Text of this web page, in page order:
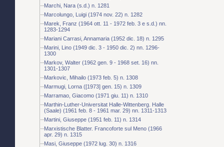
Marchi, Nara (s.d.) n. 1281
Marcolungo, Luigi (1974 nov. 22) n. 1282
Marek, Franz (1964 ott. 11 - 1972 feb. 3 e s.d.) nn.
1283-1294
Mariani Carrasi, Annamaria (1952 dic. 18) n. 1295
Marini, Lino (1949 dic. 3 - 1950 dic. 2) nn. 1296-
1300
Markov, Walter (1962 gen. 9 - 1968 set. 16) nn.
1301-1307
Markovic, Mihailo (1973 feb. 5) n. 1308
Marmugi, Lorna ([1973] gen. 15) n. 1309
Marramao, Giacomo (1971 giu. 11) n. 1310
Marthin-Luther-Universitat Halle-Wittenberg. Halle
(Saale) (1961 feb. 8 - 1961 mar. 29) nn. 1311-1313
Martini, Giuseppe (1951 feb. 11) n. 1314
Marxistische Blatter. Francoforte sul Meno (1966
apr. 29) n. 1315
Masi, Giuseppe (1972 lug. 30) n. 1316